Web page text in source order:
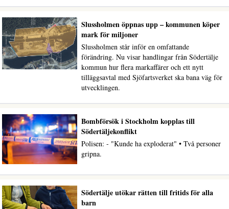
Slussholmen öppnas upp – kommunen köper
mark för miljoner
Slussholmen står inför en omfattande
förändring. Nu visar handlingar från Södertälje
kommun hur flera markaffärer och ett nytt
tilläggsavtal med Sjöfartsverket ska bana väg för
utvecklingen.
Bombförsök i Stockholm kopplas till
Södertäljekonflikt
Polisen: - "Kunde ha exploderat" • Två personer
gripna.
Södertälje utökar rätten till fritids för alla
barn